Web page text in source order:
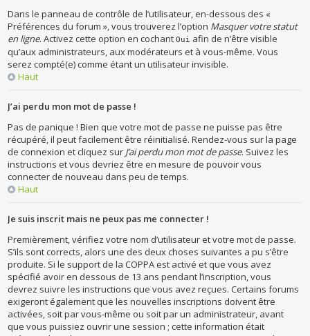
Dans le panneau de contrôle de l’utilisateur, en-dessous des «
Préférences du forum », vous trouverez l’option Masquer votre statut
en ligne. Activez cette option en cochantOui afin de n’être visible
qu’aux administrateurs, aux modérateurs et à vous-même. Vous
serez compté(e) comme étant un utilisateur invisible.
Haut
J’ai perdu mon mot de passe !
Pas de panique ! Bien que votre mot de passe ne puisse pas être
récupéré, il peut facilement être réinitialisé. Rendez-vous sur la page
de connexion et cliquez sur J’ai perdu mon mot de passe. Suivez les
instructions et vous devriez être en mesure de pouvoir vous
connecter de nouveau dans peu de temps.
Haut
Je suis inscrit mais ne peux pas me connecter !
Premièrement, vérifiez votre nom d’utilisateur et votre mot de passe.
S’ils sont corrects, alors une des deux choses suivantes a pu s’être
produite. Si le support de la COPPA est activé et que vous avez
spécifié avoir en dessous de 13 ans pendant l’inscription, vous
devrez suivre les instructions que vous avez reçues. Certains forums
exigeront également que les nouvelles inscriptions doivent être
activées, soit par vous-même ou soit par un administrateur, avant
que vous puissiez ouvrir une session ; cette information était